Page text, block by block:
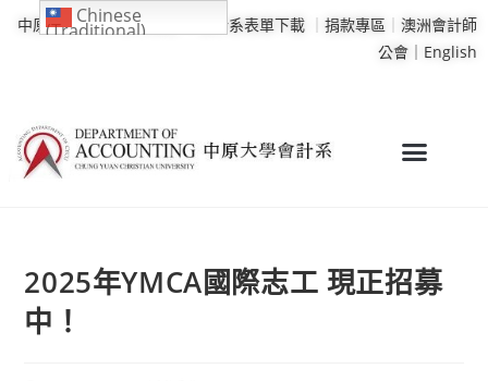
中原大學｜學校行事曆 會計系表單下載 ｜ 捐款專區 ｜ 澳洲會計師
公會｜ English
2025年YMCA國際志工 現正招募
中！
Chinese
(Traditional)